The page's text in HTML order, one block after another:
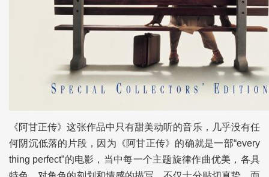
《阿甘正传》这张作品中只有甜美动听的音乐，几乎没有任
何阴沉低落的片段，因为《阿甘正传》的确就是一部“every
thing perfect”的电影，当中每一个主题旋律作曲优美，各具